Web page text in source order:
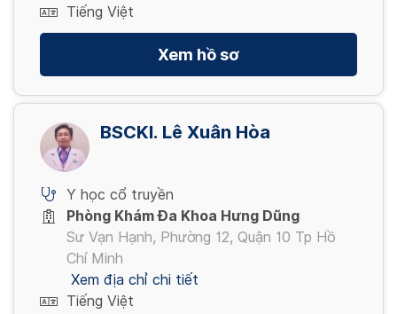
Tiếng Việt
Xem hồ sơ
BSCKI. Lê Xuân Hòa
Y học cổ truyền
Phòng Khám Đa Khoa Hưng Dũng
Sư Vạn Hạnh, Phường 12, Quận 10 Tp Hồ
Chí Minh
Xem địa chỉ chi tiết
Tiếng Việt